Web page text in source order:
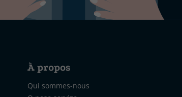
À propos
Qui sommes-nous